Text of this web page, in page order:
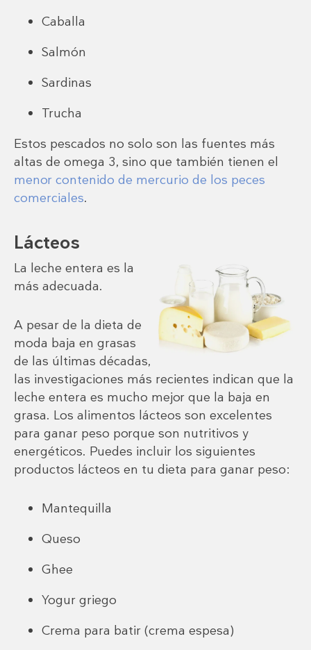
Caballa
Salmón
Sardinas
Trucha
Estos pescados no solo son las fuentes más
altas de omega 3, sino que también tienen el
menor contenido de mercurio de los peces
comerciales.
Lácteos
La leche entera es la
más adecuada.
A pesar de la dieta de
moda baja en grasas
de las últimas décadas,
las investigaciones más recientes indican que la
leche entera es mucho mejor que la baja en
grasa. Los alimentos lácteos son excelentes
para ganar peso porque son nutritivos y
energéticos. Puedes incluir los siguientes
productos lácteos en tu dieta para ganar peso:
Mantequilla
Queso
Ghee
Yogur griego
Crema para batir (crema espesa)